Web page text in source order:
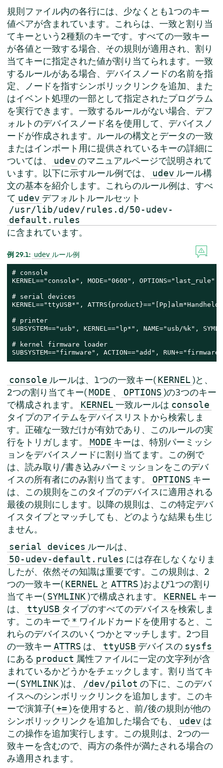
規則ファイル内の各行には、少なくとも1つのキー
値ペアが含まれています。これらは、一致と割り当
てキーという2種類のキーです。すべての一致キー
が各値と一致する場合、その規則が適用され、割り
当てキーに指定された値が割り当てられます。一致
するルールがある場合、デバイスノードの名前を指
定、ノードを指すシンボリックリンクを追加、また
はイベント処理の一部として指定されたプログラム
を実行できます。一致するルールがない場合、デフ
ォルトのデバイスノード名を使用して、デバイスノ
ードが作成されます。ルールの構文とデータの一致
またはインポート用に提供されているキーの詳細に
ついては、
udev のマニュアルページで説明されて
います。以下に示すルール例では、
udev ルール構
文の基本を紹介します。これらのルール例は、すべ
て udev デフォルトルールセット
/usr/lib/udev/rules.d/50-udev-
default.rules
に含まれています。
例 29.1: udev ルール例
# console
KERNEL=="console", MODE="0600", OPTIONS="last_rule"
# serial devices
KERNEL=="ttyUSB*",
# printer
SUBSYSTEM=="usb", KERNEL=="lp*", NAME="usb/%k",
# kernel firmware loader
SUBSYSTEM=="firmware", ACTION=="add",
console ルールは、1つの一致キー( KERNEL )と、
2つの割り当てキー( MODE 、 OPTIONS )の3つのキー
で構成されます。
KERNEL 一致ルールは console
タイプのアイテムをデバイスリストから検索しま
す。正確な一致だけが有効であり、このルールの実
行をトリガします。
MODE キーは、特別パーミッシ
ョンをデバイスノードに割り当てます。この例で
は、読み取り/書き込みパーミッションをこのデバ
イスの所有者にのみ割り当てます。
OPTIONS キー
は、この規則をこのタイプのデバイスに適用される
最後の規則にします。以降の規則は、この特定デバ
イスタイプとマッチしても、どのような結果も生じ
ません。
serial devices ルールは、
50-udev-default.rules には存在しなくなりま
したが、依然その知識は重要です。この規則は、2
つの一致キー( KERNEL と ATTRS )および1つの割り
当てキー( SYMLINK )で構成されます。 KERNEL キー
は、
ttyUSB タイプのすべてのデバイスを検索しま
す。このキーで * ワイルドカードを使用すると、こ
れらのデバイスのいくつかとマッチします。2つ目
の一致キー ATTRS は、 ttyUSB デバイスの sysfs
にある product 属性ファイルに一定の文字列が含
まれているかどうかをチェックします。割り当てキ
ー( SYMLINK )は、 /dev/pilot の下に、このデバ
イスへのシンボリックリンクを追加します。このキ
ーで演算子( += )を使用すると、前/後の規則が他の
シンボリックリンクを追加した場合でも、
udev は
この操作を追加実行します。この規則は、2つの一
致キーを含むので、両方の条件が満たされる場合の
み適用されます。